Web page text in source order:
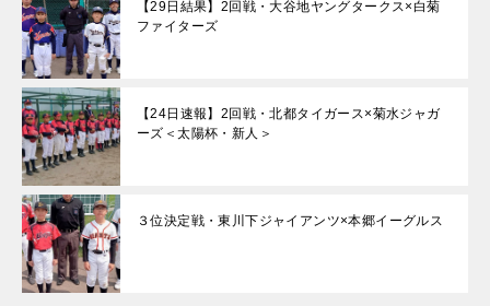
【29日結果】2回戦・大谷地ヤングタークス×白菊
ファイターズ
【24日速報】2回戦・北都タイガース×菊水ジャガ
ーズ＜太陽杯・新人＞
３位決定戦・東川下ジャイアンツ×本郷イーグルス